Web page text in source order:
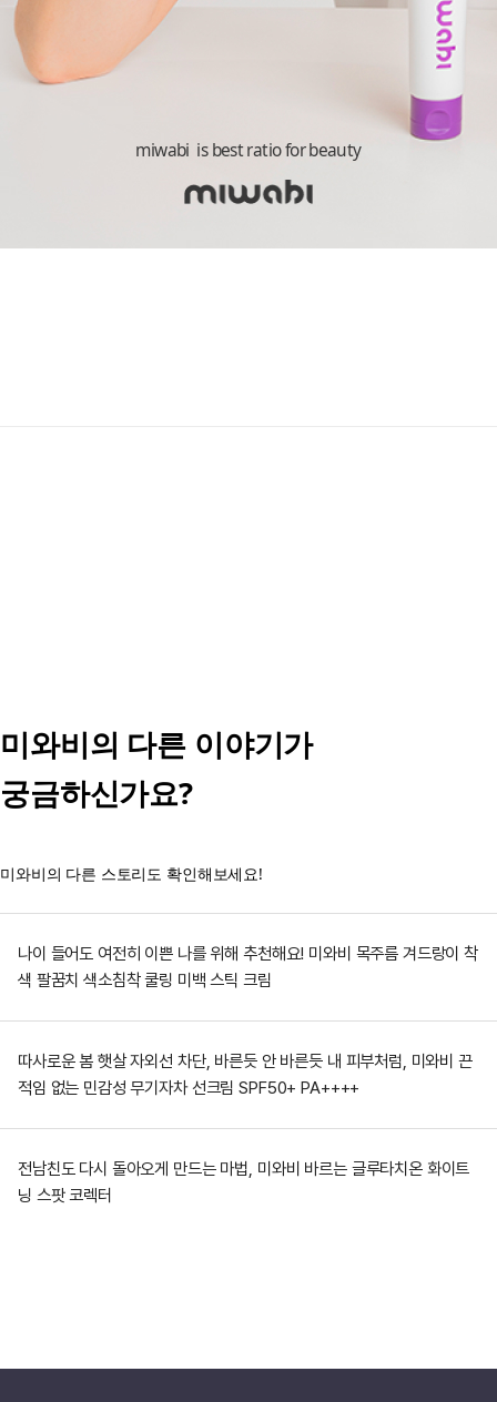
miwabi is best ratio for beauty
미와비의 다른 이야기가
궁금하신가요?
미와비의 다른 스토리도 확인해보세요!
나이 들어도 여전히 이쁜 나를 위해 추천해요! 미와비 목주름 겨드랑이 착
색 팔꿈치 색소침착 쿨링 미백 스틱 크림
따사로운 봄 햇살 자외선 차단, 바른듯 안 바른듯 내 피부처럼, 미와비 끈
적임 없는 민감성 무기자차 선크림 SPF50+ PA++++
전남친도 다시 돌아오게 만드는 마법, 미와비 바르는 글루타치온 화이트
닝 스팟 코렉터